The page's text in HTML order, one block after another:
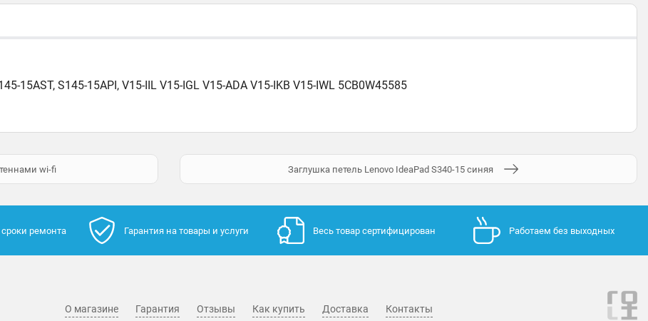
15AST, S145-15API, V15-IIL V15-IGL V15-ADA V15-IKB V15-IWL 5CB0W45585
wi-fi Заглушка петель Lenovo IdeaPad S340-15 синяя
ремонта Гарантия на товары и услуги Весь товар сертифицирован Работаем без выходных
О магазине Гарантия Отзывы Как купить Доставка Контакты